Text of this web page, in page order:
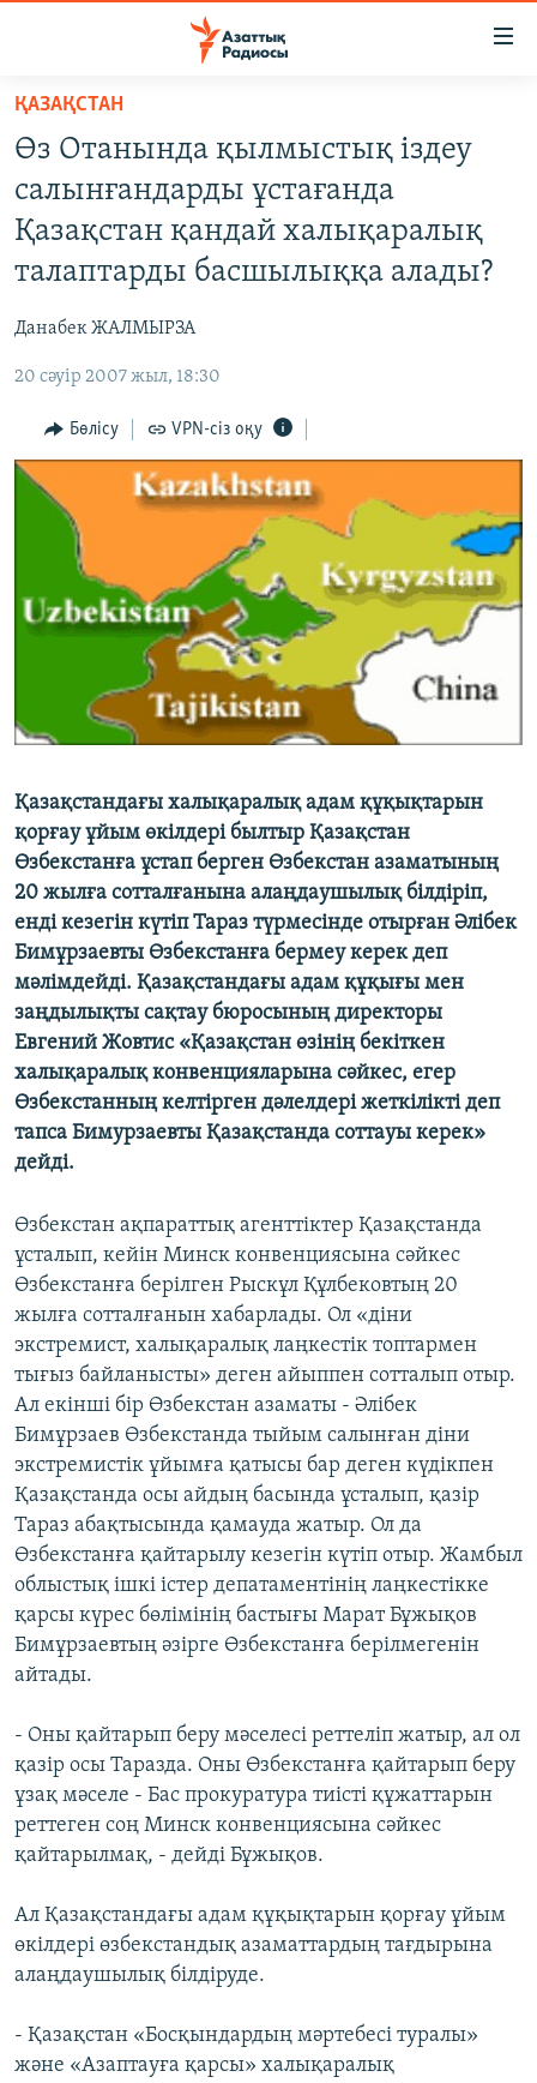
Skip
main
content
Skip
to
main
Skip
to
AZATTYQTV
ӘЛЕУМЕТ
ӘЛЕМ
АРНАЙЫ ЖОБАЛАР
Русский
ЖАЗЫЛЫҢЫЗ
Басқа тілдерде
ҚАЗАҚСТАН
Өз Отанында қылмыстық іздеу
салынғандарды ұстағанда
Қазақстан қандай халықаралық
талаптарды басшылыққа алады?
Данабек ЖАЛМЫРЗА
20 сәуір 2007 жыл, 18:30
Бөлісу VPN-сіз оқу
Қазақстандағы халықаралық адам құқықтарын
қорғау ұйым өкілдері былтыр Қазақстан
Өзбекстанға ұстап берген Өзбекстан азаматының
20 жылға сотталғанына алаңдаушылық білдіріп,
енді кезегін күтіп Тараз түрмесінде отырған Әлібек
Бимұрзаевты Өзбекстанға бермеу керек деп
мәлімдейді. Қазақстандағы адам құқығы мен
заңдылықты сақтау бюросының директоры
Евгений Жовтис «Қазақстан өзінің бекіткен
халықаралық конвенцияларына сәйкес, егер
Өзбекстанның келтірген дәлелдері жеткілікті деп
тапса Бимурзаевты Қазақстанда соттауы керек»
дейді.
Өзбекстан ақпараттық агенттіктер Қазақстанда
ұсталып, кейін Минск конвенциясына сәйкес
Өзбекстанға берілген Рыскұл Құлбековтың 20
жылға сотталғанын хабарлады. Ол «діни
экстремист, халықаралық лаңкестік топтармен
тығыз байланысты» деген айыппен сотталып отыр.
Ал екінші бір Өзбекстан азаматы - Әлібек
Бимұрзаев Өзбекстанда тыйым салынған діни
экстремистік ұйымға қатысы бар деген күдікпен
Қазақстанда осы айдың басында ұсталып, қазір
Тараз абақтысында қамауда жатыр. Ол да
Өзбекстанға қайтарылу кезегін күтіп отыр. Жамбыл
облыстық ішкі істер депатаментінің лаңкестікке
қарсы күрес бөлімінің бастығы Марат Бұжықов
Бимұрзаевтың әзірге Өзбекстанға берілмегенін
айтады.
- Оны қайтарып беру мәселесі реттеліп жатыр, ал ол
қазір осы Таразда. Оны Өзбекстанға қайтарып беру
ұзақ мәселе - Бас прокуратура тиісті құжаттарын
реттеген соң Минск конвенциясына сәйкес
қайтарылмақ, - дейді Бұжықов.
Ал Қазақстандағы адам құқықтарын қорғау ұйым
өкілдері өзбекстандық азаматтардың тағдырына
алаңдаушылық білдіруде.
- Қазақстан «Босқындардың мәртебесі туралы»
және «Азаптауға қарсы» халықаралық